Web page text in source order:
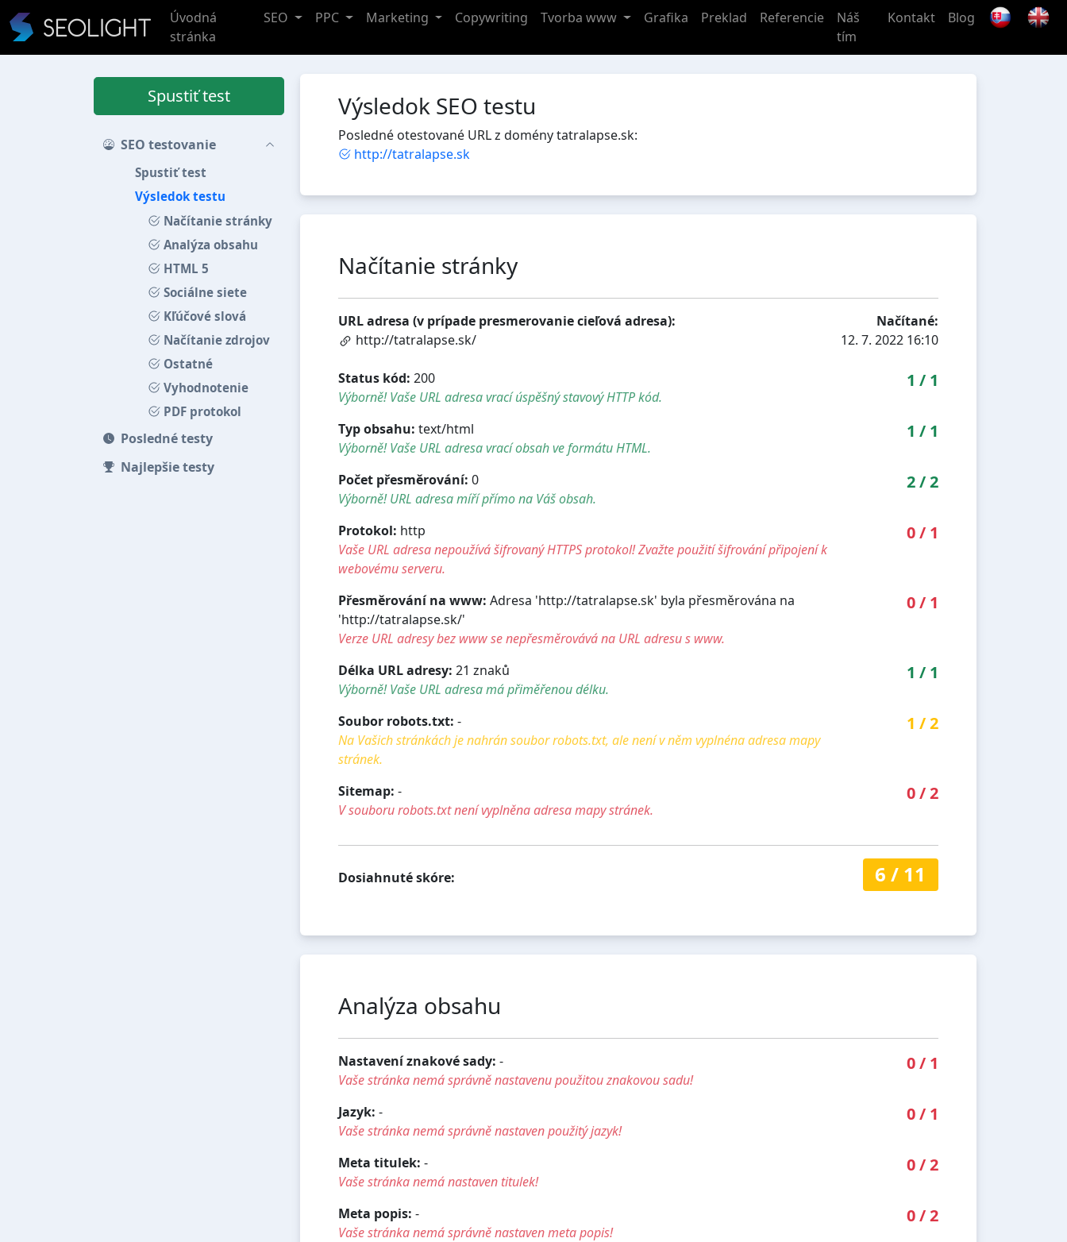
Úvodná
stránka
SEO PPC Marketing Copywriting Tvorba www Grafika Preklad Referencie
Náš
tím
Kontakt Blog
Spustiť test
SEO testovanie
Spustiť test
Výsledok testu
Načítanie stránky
Analýza obsahu
HTML 5
Sociálne siete
Kľúčové slová
Načítanie zdrojov
Ostatné
Vyhodnotenie
PDF protokol
Posledné testy
Najlepšie testy
Výsledok SEO testu
Posledné otestované URL z domény tatralapse.sk:
http://tatralapse.sk
Načítanie stránky
URL adresa (v prípade presmerovanie cieľová adresa):
http://tatralapse.sk/
Načítané:
12. 7. 2022 16:10
Status kód: 200
Výborně! Vaše URL adresa vrací úspěšný stavový HTTP kód.
1 / 1
Typ obsahu: text/html
Výborně! Vaše URL adresa vrací obsah ve formátu HTML.
1 / 1
Počet přesměrování: 0
Výborně! URL adresa míří přímo na Váš obsah.
2/2
Protokol: http
Vaše URL adresa nepoužívá šifrovaný HTTPS protokol! Zvažte použití šifrování připojení k
webovému serveru.
0/ 1
Přesměrování na www: Adresa 'http://tatralapse.sk' byla přesměrována na
'http://tatralapse.sk/'
Verze URL adresy bez www se nepřesměrovává na URL adresu s www.
0/ 1
Délka URL adresy: 21 znaků
Výborně! Vaše URL adresa má přiměřenou délku.
1 / 1
Soubor robots.txt: -
Na Vašich stránkách je nahrán soubor robots.txt, ale není v něm vyplnéna adresa mapy
stránek.
1 /2
Sitemap: -
V souboru robots.txt není vyplněna adresa mapy stránek.
0/2
Dosiahnuté skóre: 6 / 11
Analýza obsahu
Nastavení znakové sady: -
Vaše stránka nemá správně nastavenu použitou znakovou sadu!
0/ 1
Jazyk: -
Vaše stránka nemá správně nastaven použitý jazyk!
0/ 1
Meta titulek: -
Vaše stránka nemá nastaven titulek!
0/2
Meta popis: -
Vaše stránka nemá správně nastaven meta popis!
0/2